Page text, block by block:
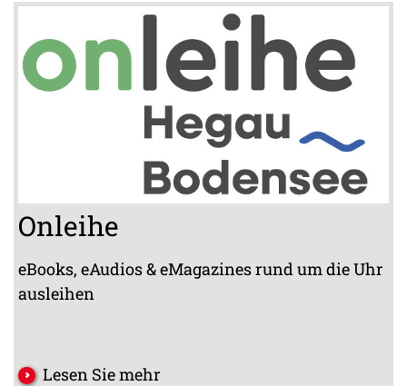
Onleihe
eBooks, eAudios & eMagazines rund um die Uhr
ausleihen
Lesen Sie mehr